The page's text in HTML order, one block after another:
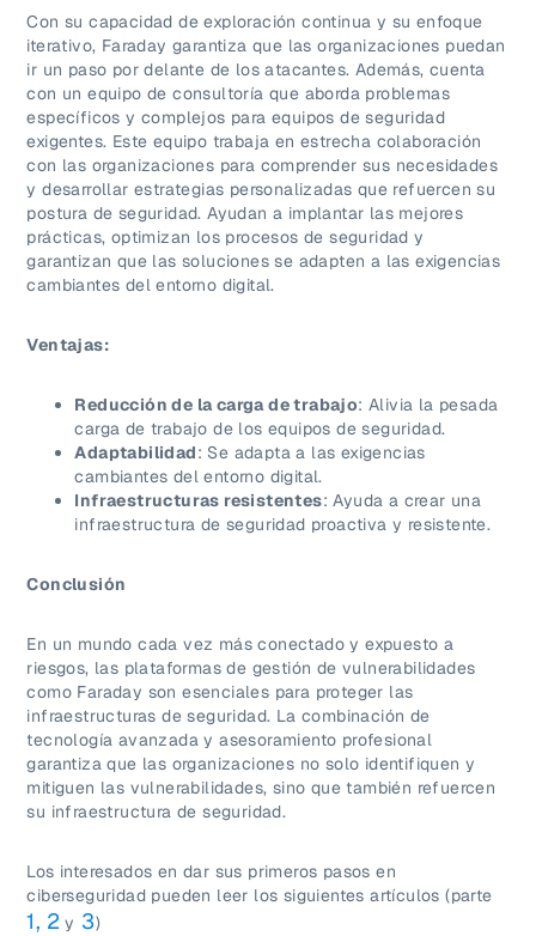
Con su capacidad de exploración continua y su enfoque
iterativo, Faraday garantiza que las organizaciones puedan
ir un paso por delante de los atacantes. Además, cuenta
con un equipo de consultoría que aborda problemas
específicos y complejos para equipos de seguridad
exigentes. Este equipo trabaja en estrecha colaboración
con las organizaciones para comprender sus necesidades
y desarrollar estrategias personalizadas que refuercen su
postura de seguridad. Ayudan a implantar las mejores
prácticas, optimizan los procesos de seguridad y
garantizan que las soluciones se adapten a las exigencias
cambiantes del entorno digital.
Ventajas:
Reducción de la carga de trabajo: Alivia la pesada
carga de trabajo de los equipos de seguridad.
Adaptabilidad: Se adapta a las exigencias
cambiantes del entorno digital.
Infraestructuras resistentes: Ayuda a crear una
infraestructura de seguridad proactiva y resistente.
Conclusión
En un mundo cada vez más conectado y expuesto a
riesgos, las plataformas de gestión de vulnerabilidades
como Faraday son esenciales para proteger las
infraestructuras de seguridad. La combinación de
tecnología avanzada y asesoramiento profesional
garantiza que las organizaciones no solo identifiquen y
mitiguen las vulnerabilidades, sino que también refuercen
su infraestructura de seguridad.
Los interesados en dar sus primeros pasos en
ciberseguridad pueden leer los siguientes artículos (parte
1, 2 y 3)